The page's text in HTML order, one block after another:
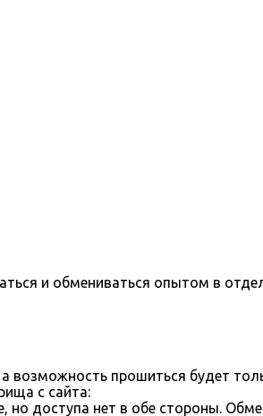
и обмениваться опытом в
возможность прошиться будет
с сайта:
доступа нет в обе стороны.